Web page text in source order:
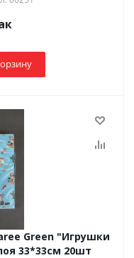
Green "Игрушки
33*33см 20шт